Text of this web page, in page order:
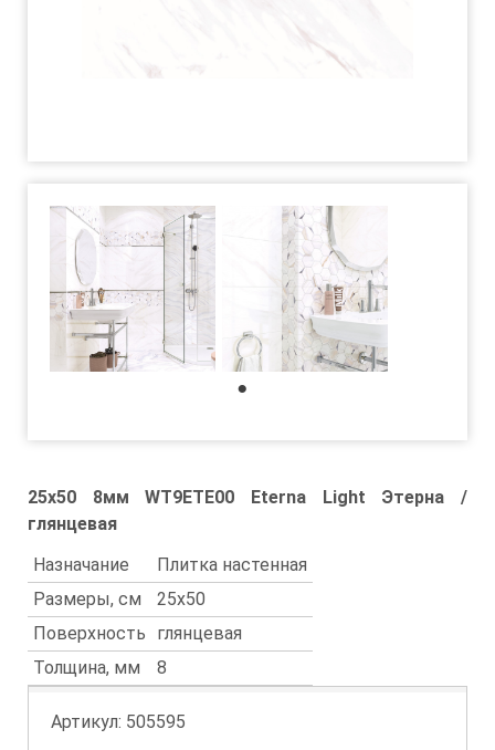
25x50 8мм WT9ETE00 Eterna Light Этерна /
глянцевая
Назначание
Плитка настенная
Размеры, см
25x50
Поверхность
глянцевая
Толщина, мм
8
Артикул: 505595